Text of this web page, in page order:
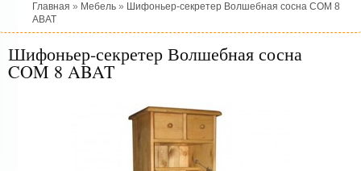
Главная » Мебель » Шифоньер-секретер Волшебная сосна COM 8
ABAT
Шифоньер-секретер Волшебная сосна
COM 8 ABAT